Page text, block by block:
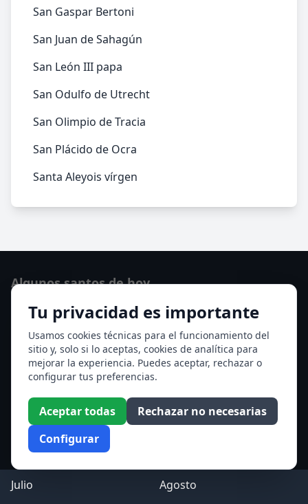
San Gaspar Bertoni
San Juan de Sahagún
San León III papa
San Odulfo de Utrecht
San Olimpio de Tracia
San Plácido de Ocra
Santa Aleyois vírgen
Tu privacidad es importante
Usamos cookies técnicas para el funcionamiento del
sitio y, solo si lo aceptas, cookies de analítica para
mejorar la experiencia. Puedes aceptar, rechazar o
configurar tus preferencias.
Aceptar todas
Rechazar no necesarias
Configurar
Algunos santos de hoy
San Hormisda papa
Ver todos los santos de hoy
Acceso a los Meses
Enero
Febrero
Marzo
Abril
Mayo
Julio
Agosto